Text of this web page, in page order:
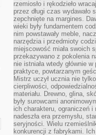
rzemiosło i rękodzieło
przez długi czas wydawało
zepchnięte na margines.
wieki były fundamentem
nim powstawały meble,
narzędzia i przedmioty
miejscowość miała swoich
przekazywano z pokolenia
nie istniała wtedy głównie
praktyce, powtarzanym
Mistrz uczył ucznia nie
cierpliwości,
materiału. Drewno, glina,
były surowcami
ich charakteru, ograniczeń i
nadeszła era przemysłu,
seryjności. Wielu
konkurencji z fabrykami.